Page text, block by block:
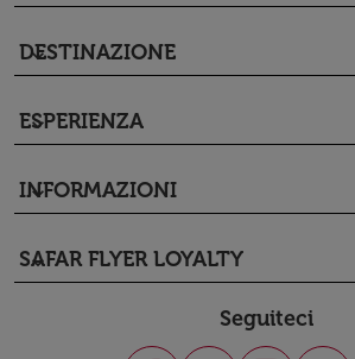
DESTINAZIONE
keyboard_arrow_down
ESPERIENZA
keyboard_arrow_down
INFORMAZIONI
keyboard_arrow_down
SAFAR FLYER LOYALTY
keyboard_arrow_down
Seguiteci